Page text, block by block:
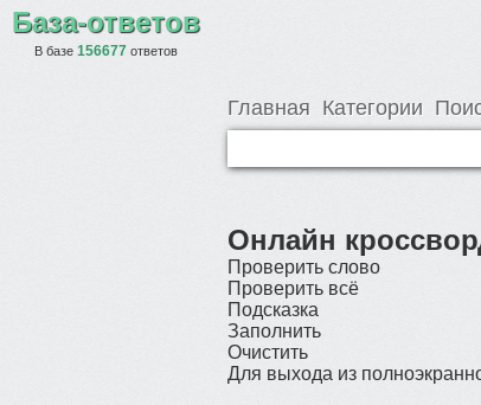
База-ответов
В базе 156677 ответов
Главная Категории
Онлайн
Проверить слово
Проверить всё
Подсказка
Заполнить
Очистить
Для выхода из